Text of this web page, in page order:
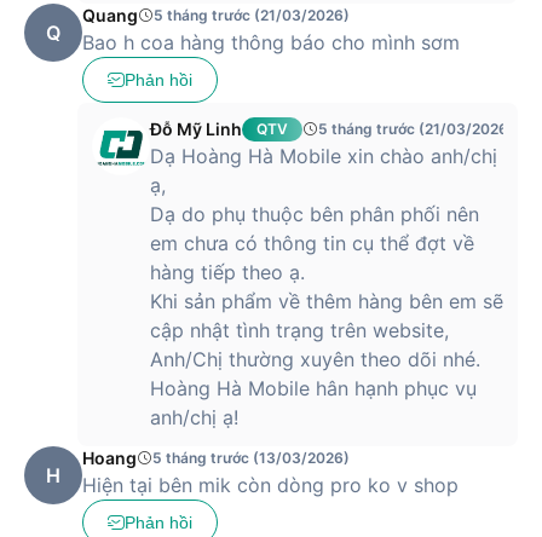
lập tức khi người dùng chạm vào màn hình. Điều này góp
phần giảm độ trễ trong thao tác, giúp máy phản hồi chính
xác hơn và nâng cao trải nghiệm tương tác, đặc biệt hữu ích
trong các tựa game yêu cầu phản xạ nhanh.
Hệ thống chụp ảnh đa năng, đáp ứng tốt nhu
cầu sáng tạo
Infinix Note 50 đã thể hiện sự đầu tư đáng kể ở mảng này
với cụm camera sau gồm cảm biến chính 50MP cùng hai
cảm biến phụ 8MP + 2MP hỗ trợ chụp góc rộng và đo chiều
sâu. Bộ ba camera này không chỉ mang lại những bức ảnh có
độ chi tiết cao mà còn giúp tạo hiệu ứng xoá phông mượt
mà, đáp ứng tốt nhu cầu chụp ảnh chân dung cũng như các
thể loại ảnh khác trong nhiều điều kiện ánh sáng.
Camera trước của máy có độ phân giải 13MP với khẩu độ
f/2.2, hỗ trợ góc rộng, phù hợp để selfie nhóm hoặc quay
video call với chất lượng hình ảnh rõ nét và màu sắc tự nhiên.
Khả năng quay video ở camera trước cũng được hỗ trợ với
Q
Quang 5 tháng trước (21/03/2026)
Bao h coa hàng thông báo cho mình sơm
Phản hồi
Đỗ Mỹ Linh QTV 5 tháng trước (21/03/2026)
Dạ Hoàng Hà Mobile xin chào anh/chị
ạ,
Dạ do phụ thuộc bên phân phối nên
em chưa có thông tin cụ thể đợt về
hàng tiếp theo ạ.
Khi sản phẩm về thêm hàng bên em sẽ
cập nhật tình trạng trên website,
Anh/Chị thường xuyên theo dõi nhé.
Hoàng Hà Mobile hân hạnh phục vụ
anh/chị ạ!
H
Hoang 5 tháng trước (13/03/2026)
Hiện tại bên mik còn dòng pro ko v shop
Phản hồi